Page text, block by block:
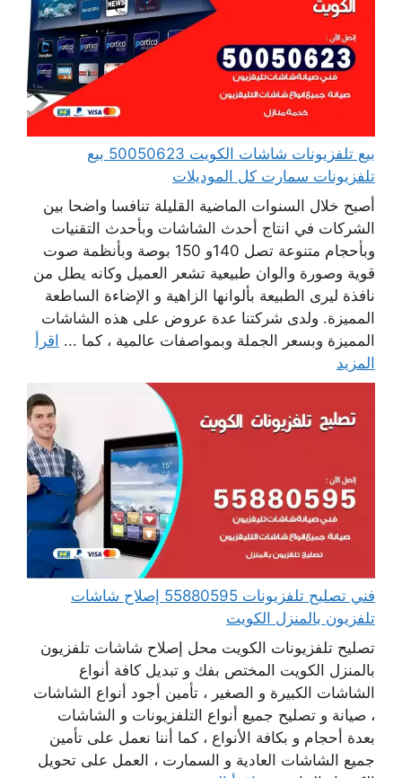
بيع تلفزيونات شاشات الكويت 50050623 بيع
تلفزيونات سمارت كل الموديلات
أصبح خلال السنوات الماضية القليلة تنافسا واضحا بين
الشركات في انتاج أحدث الشاشات وبأحدث التقنيات
وبأحجام متنوعة تصل 140و 150 بوصة وبأنظمة صوت
قوية وصورة والوان طبيعية تشعر العميل وكانه يطل من
نافذة ليرى الطبيعة بألوانها الزاهية و الإضاءة الساطعة
المميزة. ولدى شركتنا عدة عروض على هذه الشاشات
المميزة وبسعر الجملة وبمواصفات عالمية ، كما ... اقرأ
المزيد
فني تصليح تلفزيونات 55880595 إصلاح شاشات
تلفزيون بالمنزل الكويت
تصليح تلفزيونات الكويت محل إصلاح شاشات تلفزيون
بالمنزل الكويت المختص بفك و تبديل كافة أنواع
الشاشات الكبيرة و الصغير ، تأمين أجود أنواع الشاشات
، صيانة و تصليح جميع أنواع التلفزيونات و الشاشات
بعدة أحجام و بكافة الأنواع ، كما أننا نعمل على تأمين
جميع الشاشات العادية و السمارت ، العمل على تحويل